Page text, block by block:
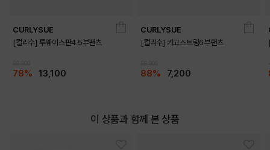
CURLYSUE
[컬리수] 투웨이스판4.5부팬츠
78% 13,100
CURLYSUE
[컬리수] 카고스트링6부팬츠
88% 7,200
이 상품과 함께 본 상품